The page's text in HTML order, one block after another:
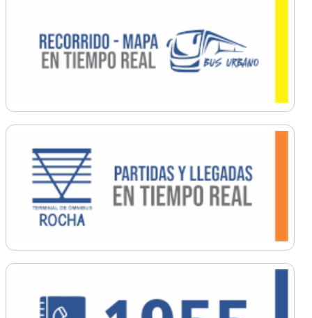
Ordenamiento
Promoción Social
Salud
Secretaría General